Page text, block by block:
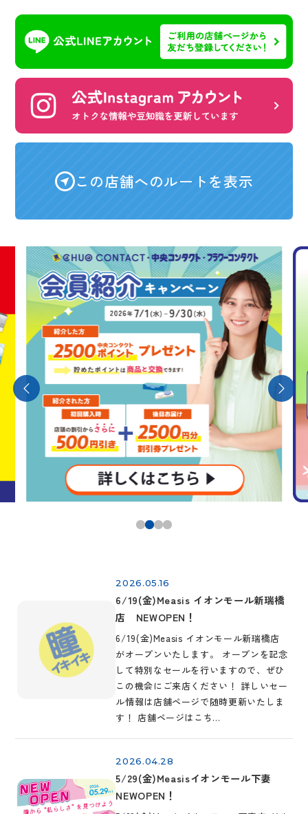
この店舗へのルートを表示
2026.05.16
6/19(金)Measis イオンモール新瑞橋
店 NEWOPEN！
6/19(金)Measis イオンモール新瑞橋店
がオープンいたします。 オープンを記念
して特別なセールを行いますので、ぜひ
この機会にご来店ください！ 詳しいセー
ル情報は店舗ページで随時更新いたしま
す！ 店舗ページはこち…
2026.04.28
5/29(金)Measisイオンモール下妻
NEWOPEN！